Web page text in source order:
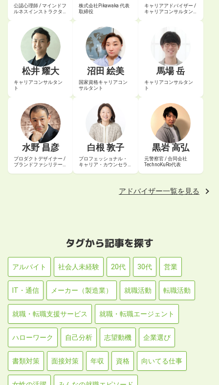
公認心理師 / マインドフ
ルネスインストラクタ
株式会社Pikawaka 代表
取締役
キャリアアドバイザー /
キャリアコンサルタン
松井 耀大
キャリアコンサルタン
ト
沼田 絵美
国家資格キャリアコン
サルタント
馬場 岳
キャリアコンサルタン
ト
水野 昌彦
プロダクトデザイナー /
ブランドファシリテー
白根 敦子
プロフェッショナル・
キャリア・カウンセラ
黒岩 高弘
元警察官 / 合同会社
TechnoKuRo代表
アドバイザー一覧を見る
タグから記事を探す
アルバイト 社会人未経験 20代 30代 営業
IT・通信 メーカー（製造業） 就職活動 転職活動
就職・転職支援サービス 就職・転職エージェント
ハローワーク 自己分析 志望動機 企業選び
書類対策 面接対策 年収 資格 向いてる仕事